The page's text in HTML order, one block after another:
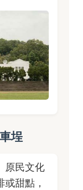
埕
原民文化
甜點，